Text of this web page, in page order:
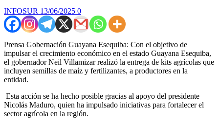
INFOSUR 13/06/2025 0
Prensa Gobernación Guayana Esequiba: Con el objetivo de
impulsar el crecimiento económico en el estado Guayana Esequiba,
el gobernador Neil Villamizar realizó la entrega de kits agrícolas que
incluyen semillas de maíz y fertilizantes, a productores en la
entidad.
Esta acción se ha hecho posible gracias al apoyo del presidente
Nicolás Maduro, quien ha impulsado iniciativas para fortalecer el
sector agrícola en la región.